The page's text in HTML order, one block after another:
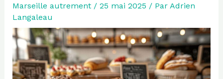
Marseille autrement/ 25 mai 2025 / Par Adrien
Langaleau